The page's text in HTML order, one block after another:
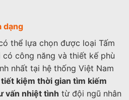
dạng
thể lựa chọn được loại Tấm
công năng và thiết kế phù
nhất tại hệ thống Việt Nam
tiết kiệm thời gian tìm kiếm
vấn nhiệt tình từ đội ngũ nhân